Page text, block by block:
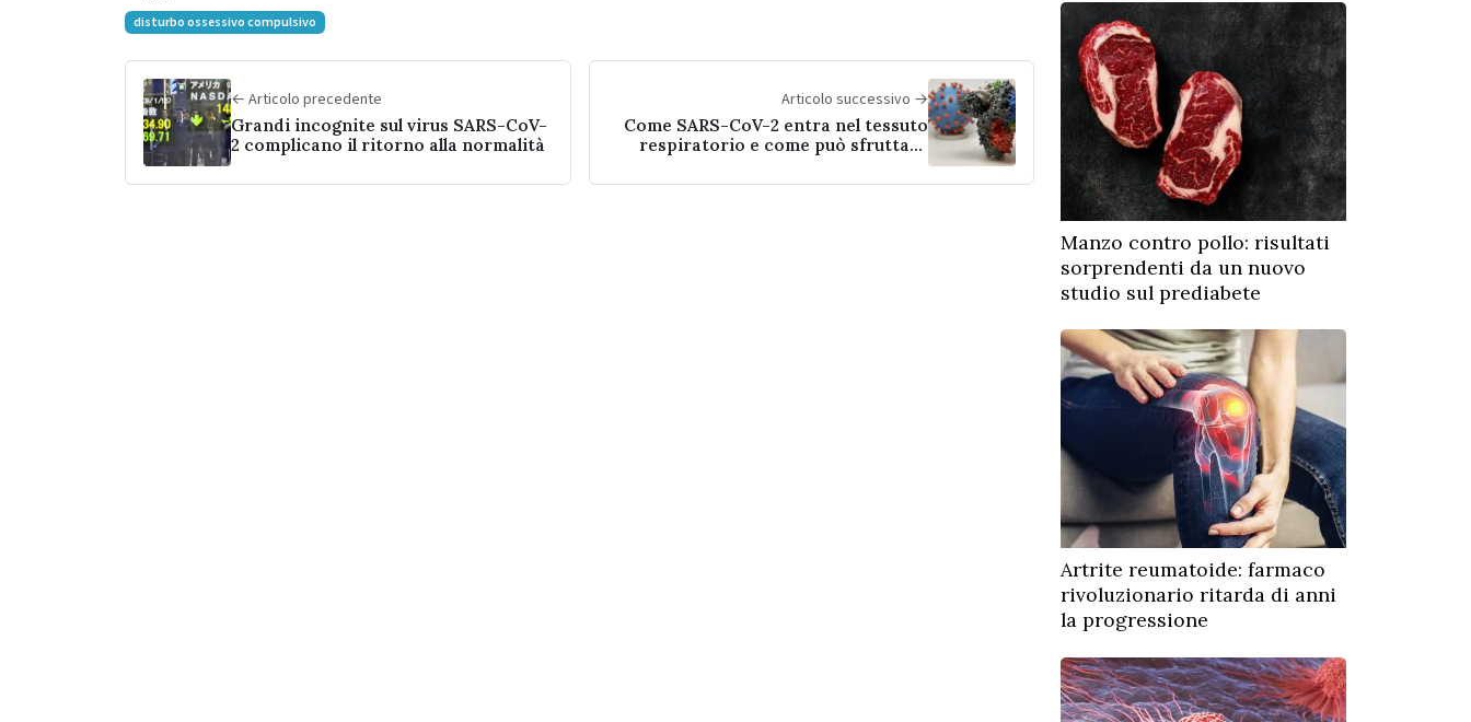
disturbo ossessivo compulsivo
← Articolo precedente
Grandi incognite sul virus SARS-CoV-
2 complicano il ritorno alla normalità
Articolo successivo →
Come SARS-CoV-2 entra nel tessuto
respiratorio e come può sfruttare
Manzo contro pollo: risultati
sorprendenti da un nuovo
studio sul prediabete
Artrite reumatoide: farmaco
rivoluzionario ritarda di anni
la progressione